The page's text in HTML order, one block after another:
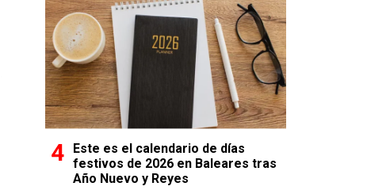
Este es el calendario de días
festivos de 2026 en Baleares tras
Año Nuevo y Reyes